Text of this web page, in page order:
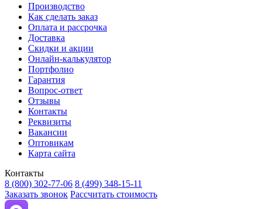
Производство
Как сделать заказ
Оплата и рассрочка
Доставка
Скидки и акции
Онлайн-калькулятор
Портфолио
Гарантия
Вопрос-ответ
Отзывы
Контакты
Реквизиты
Вакансии
Оптовикам
Карта сайта
Контакты
8 (800) 302-77-06 8 (499) 348-15-11
Заказать звонок Рассчитать стоимость